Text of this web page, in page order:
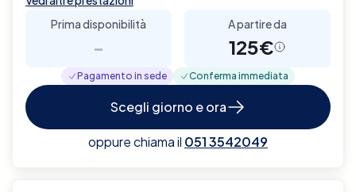
Prima disponibilità
-
A partire da
125€
Pagamento in sede Conferma immediata
Scegli giorno e ora
oppure chiama il 051 3542049